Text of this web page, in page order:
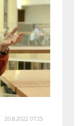
20.8.2022 07:25